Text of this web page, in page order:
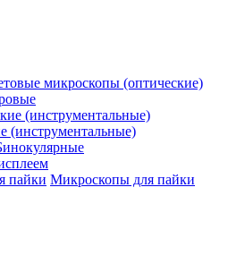
микроскопы (оптические)
(инструментальные)
Микроскопы для пайки